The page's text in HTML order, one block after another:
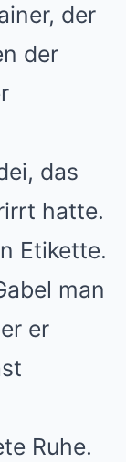
der
der
das
hatte.
Etikette.
man
er
Ruhe.